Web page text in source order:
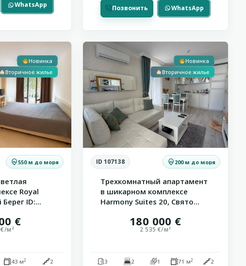
WhatsApp Позвонить WhatsApp
Новинка
Вторичное жилье
550 м до моря
Royal
ID:...
€
€/м²
43 м2 2
13
Влас
Новинка
Вторичное жилье
ID 107138 200 м до моря
Трехкомнатный апартамент
в шикарном комплексе
Harmony Suites 20, Свято...
180 000 €
2 535 €/м²
3 2 1 71 м2 2